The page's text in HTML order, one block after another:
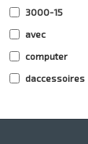
3000-15
avec
computer
daccessoires
dremel4000